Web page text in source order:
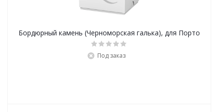
Бордюрный камень (Черноморская галька), для Порто
Под заказ